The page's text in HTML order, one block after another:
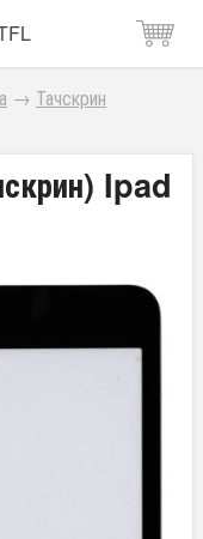
→ Тачскрин
Ipad